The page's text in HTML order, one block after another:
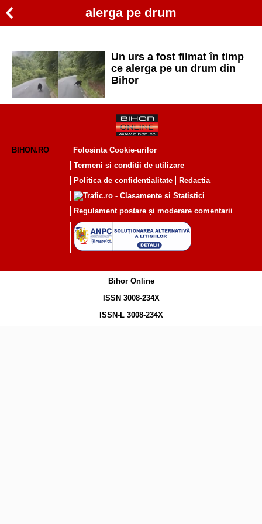
alerga pe drum
Un urs a fost filmat în timp
ce alerga pe un drum din
Bihor
BIHON.RO
Folosinta Cookie-urilor
Termeni si conditii de utilizare
Politica de confidentialitate
Redactia
Regulament postare și moderare comentarii
Bihor Online
ISSN 3008-234X
ISSN-L 3008-234X